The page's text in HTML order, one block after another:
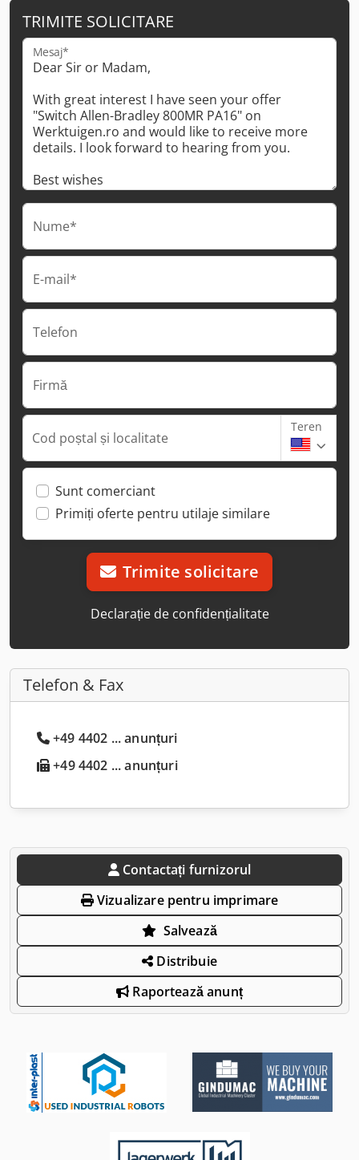
TRIMITE SOLICITARE
Mesaj*
Nume*
E-mail*
Telefon
Firmă
Cod poștal și localitate
Teren
Sunt comerciant
Primiți oferte pentru utilaje similare
Trimite solicitare
Declarație de confidențialitate
Telefon & Fax
+49 4402 ... anunțuri
+49 4402 ... anunțuri
Contactați furnizorul
Vizualizare pentru imprimare
Salvează
Distribuie
Raportează anunț